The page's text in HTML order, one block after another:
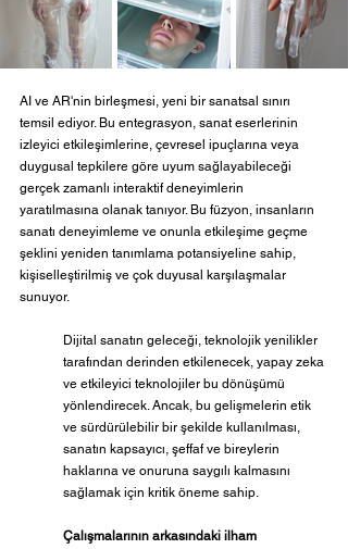
AI ve AR'nin birleşmesi, yeni bir sanatsal sınırı
temsil ediyor. Bu entegrasyon, sanat eserlerinin
izleyici etkileşimlerine, çevresel ipuçlarına veya
duygusal tepkilere göre uyum sağlayabileceği
gerçek zamanlı interaktif deneyimlerin
yaratılmasına olanak tanıyor. Bu füzyon, insanların
sanatı deneyimleme ve onunla etkileşime geçme
şeklini yeniden tanımlama potansiyeline sahip,
kişiselleştirilmiş ve çok duyusal karşılaşmalar
sunuyor.
Dijital sanatın geleceği, teknolojik yenilikler
tarafından derinden etkilenecek, yapay zeka
ve etkileyici teknolojiler bu dönüşümü
yönlendirecek. Ancak, bu gelişmelerin etik
ve sürdürülebilir bir şekilde kullanılması,
sanatın kapsayıcı, şeffaf ve bireylerin
haklarına ve onuruna saygılı kalmasını
sağlamak için kritik öneme sahip.
Çalışmalarının arkasındaki ilham